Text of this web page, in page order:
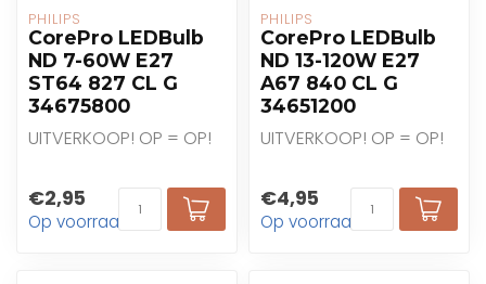
PHILIPS
CorePro LEDBulb
ND 7-60W E27
ST64 827 CL G
34675800
UITVERKOOP! OP = OP!
€2,95
Op voorraad
PHILIPS
CorePro LEDBulb
ND 13-120W E27
A67 840 CL G
34651200
UITVERKOOP! OP = OP!
€4,95
Op voorraad